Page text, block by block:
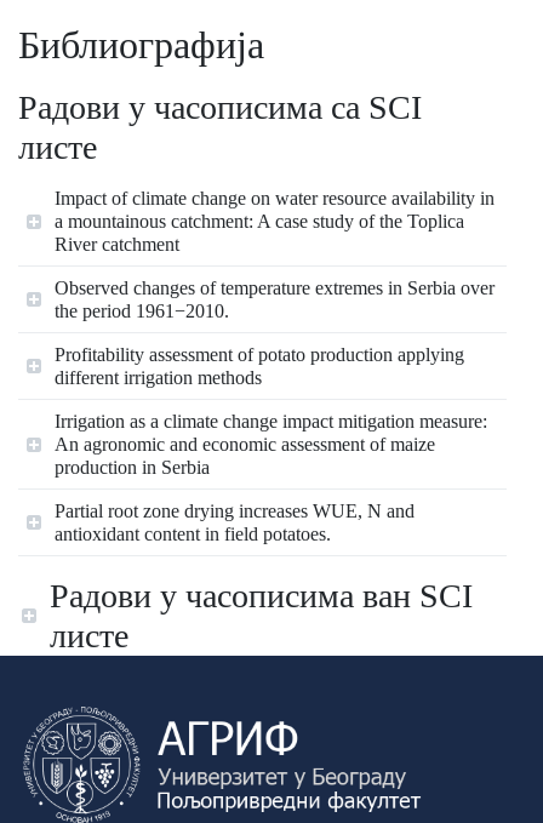
Библиографија
Радови у часописима са SCI
листе
Impact of climate change on water resource availability in
a mountainous catchment: A case study of the Toplica
River catchment
Observed changes of temperature extremes in Serbia over
the period 1961−2010.
Profitability аssessment of potato production applying
different irrigation methods
Irrigation as a climate change impact mitigation measure:
An agronomic and economic assessment of maize
production in Serbia
Partial root zone drying increases WUE, N and
antioxidant content in field potatoes.
Радови у часописима ван SCI
листе